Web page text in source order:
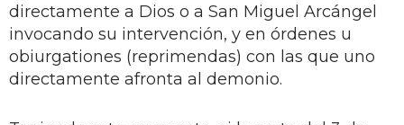
directamente a Dios o a San Miguel Arcángel
invocando su intervención, y en órdenes u
obiurgationes (reprimendas) con las que uno
directamente afronta al demonio.